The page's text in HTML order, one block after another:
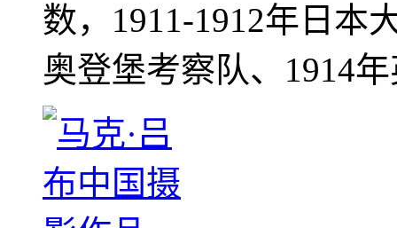
数，1911-1912年日本
奥登堡考察队、1914